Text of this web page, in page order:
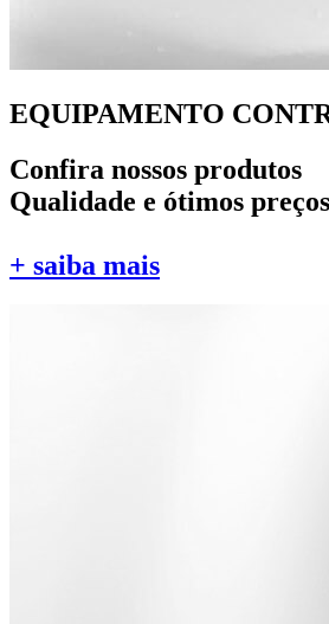
EQUIPAMENTO
Confira nossos produtos
Qualidade e ótimos
+ saiba mais